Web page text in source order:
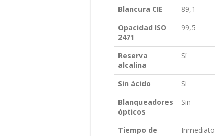
Blancura CIE
89,1
Opacidad ISO
2471
99,5
Reserva
alcalina
Sí
Sin ácido
Si
Blanqueadores
ópticos
Sin
Tiempo de
Inmediato